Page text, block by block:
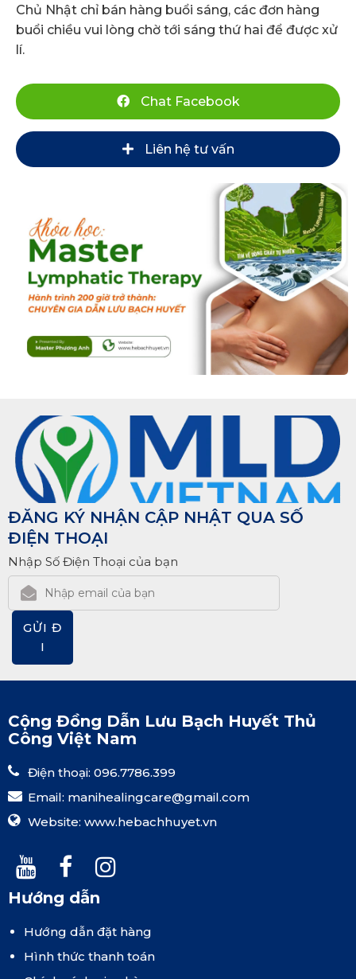
Chủ Nhật chỉ bán hàng buổi sáng, các đơn hàng
buổi chiều vui lòng chờ tới sáng thứ hai để được xử
lí.
Chat Facebook
Liên hệ tư vấn
ĐĂNG KÝ NHẬN CẬP NHẬT QUA SỐ
ĐIỆN THOẠI
Nhập Số Điện Thoại của bạn
GỬI Đ
I
Cộng Đồng Dẫn Lưu Bạch Huyết Thủ
Công Việt Nam
Điện thoại: 096.7786.399
Email: manihealingcare@gmail.com
Website: www.hebachhuyet.vn
Hướng dẫn
Hướng dẫn đặt hàng
Hình thức thanh toán